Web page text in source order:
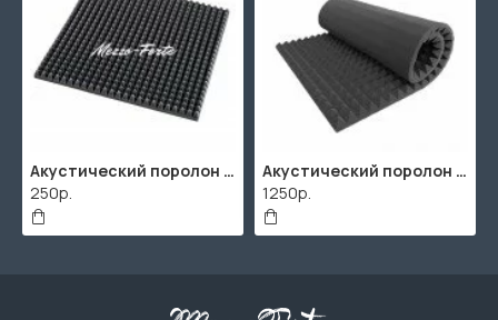
Акустический поролон "Пирамида" / 480x480х30мм / Темно-серый
250р.
Акустический поролон "Пирамида" / 2000х1000мм
1250р.